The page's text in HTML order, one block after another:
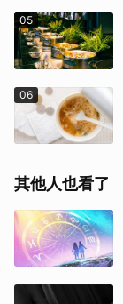
05
06
其他人也看了